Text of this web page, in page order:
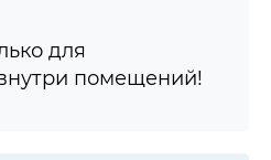
для
помещений!